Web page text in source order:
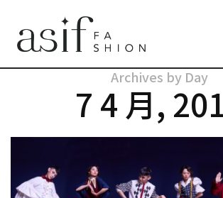
Archives by Day
7 4 月,